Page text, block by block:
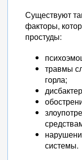
Существуют
факторы,
простуды:
травмы
горла;
системы.